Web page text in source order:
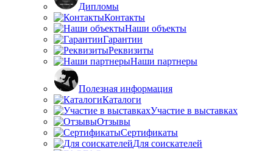
Дипломы
Контакты
Наши объекты
Гарантии
Реквизиты
Наши партнеры
Полезная информация
Каталоги
Участие в выставках
Отзывы
Сертификаты
Для соискателей